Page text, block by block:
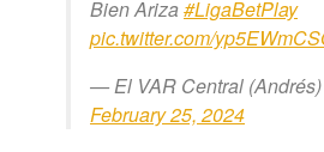
Bien Ariza#LigaBetPlay
pic.twitter.com/
— El VAR Central
February 25, 2024